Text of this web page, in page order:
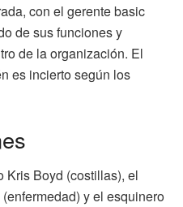
con el gerente basic
de sus funciones y
de la organización. El
es incierto según los
Kris Boyd (costillas), el
y el esquinero